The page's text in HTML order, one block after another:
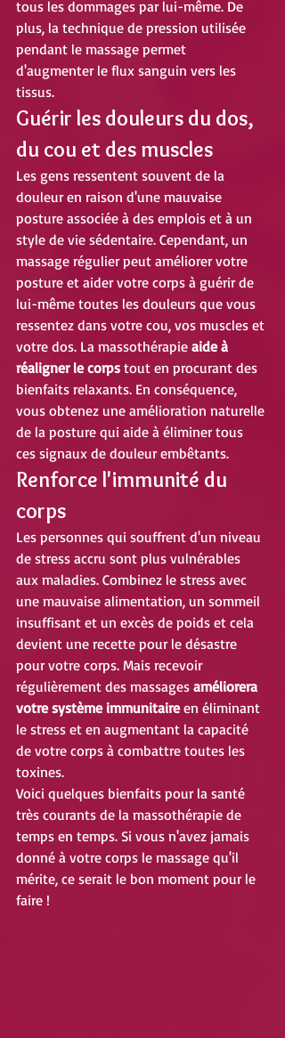
tous les dommages par lui-même. De
plus, la technique de pression utilisée
pendant le massage permet
d'augmenter le flux sanguin vers les
tissus.
Guérir les douleurs du dos,
du cou et des muscles
Les gens ressentent souvent de la
douleur en raison d'une mauvaise
posture associée à des emplois et à un
style de vie sédentaire. Cependant, un
massage régulier peut améliorer votre
posture et aider votre corps à guérir de
lui-même toutes les douleurs que vous
ressentez dans votre cou, vos muscles et
votre dos. La massothérapie aide à
réaligner le corps tout en procurant des
bienfaits relaxants. En conséquence,
vous obtenez une amélioration naturelle
de la posture qui aide à éliminer tous
ces signaux de douleur embêtants.
Renforce l'immunité du
corps
Les personnes qui souffrent d'un niveau
de stress accru sont plus vulnérables
aux maladies. Combinez le stress avec
une mauvaise alimentation, un sommeil
insuffisant et un excès de poids et cela
devient une recette pour le désastre
pour votre corps. Mais recevoir
régulièrement des massages améliorera
votre système immunitaire en éliminant
le stress et en augmentant la capacité
de votre corps à combattre toutes les
toxines.
Voici quelques bienfaits pour la santé
très courants de la massothérapie de
temps en temps. Si vous n'avez jamais
donné à votre corps le massage qu'il
mérite, ce serait le bon moment pour le
faire !